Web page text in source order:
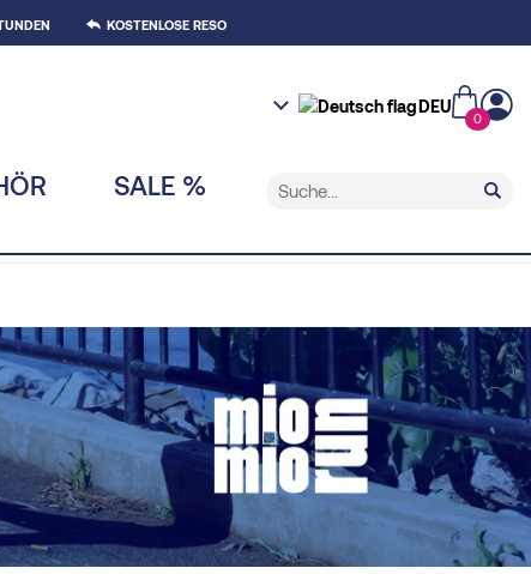
KOSTENLOSE RESO
DEU
0
SALE %